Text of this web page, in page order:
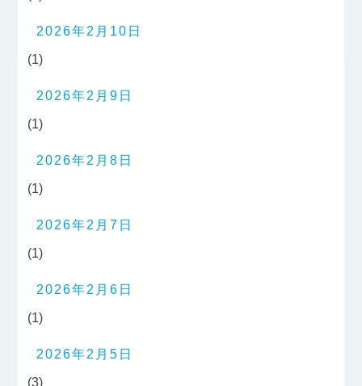
2026年2月10日
(1)
2026年2月9日
(1)
2026年2月8日
(1)
2026年2月7日
(1)
2026年2月6日
(1)
2026年2月5日
(3)